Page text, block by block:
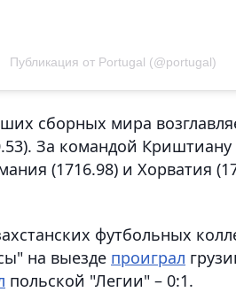
Публикация от Portugal (@portugal)
сборных мира
За командой
(1716.98) и Хорватия
футбольных
на выезде проиграл
польской "Легии" – 0:1.